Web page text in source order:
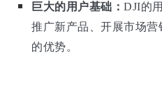
巨大的用户基础： DJI的
推广新产品、开展市场
的优势。